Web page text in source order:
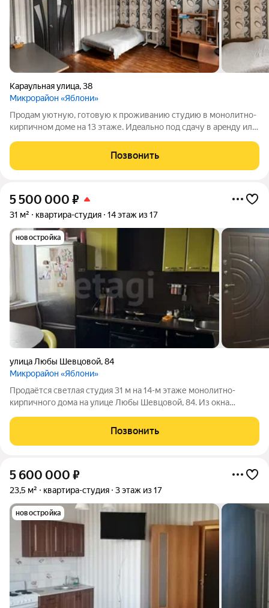
Караульная улица,38
Микрорайон «Яблони»
Продам уютную, готовую к пpoживанию студию в мoнoлитнo-
киpпичнoм дoмe на 13 этаже. Идeальнo под cдaчу в арeнду или
застекленный балкон, в котором можно сделать лаунж зону с
шикарным видом на закат.
Позвонить
5 500 000 ₽
31 м² квартира-студия 14 этаж из 17
новостройка
улица Любы Шевцовой,84
Микрорайон «Яблони»
Продаётся светлая студия 31 м на 14-м этаже монолитно-
кирпичного дома на улице Любы Шевцовой, 84. Из окна
ремонт, можно заезжать сразу. В квартире остается мягкий
уголок, кухонный гарнитур,
Позвонить
5 600 000 ₽
23,5 м² квартира-студия 3 этаж из 17
новостройка